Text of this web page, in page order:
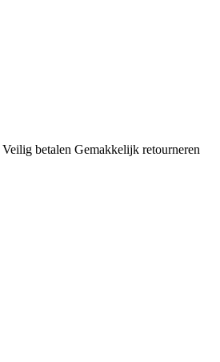
Veilig betalen Gemakkelijk retourneren